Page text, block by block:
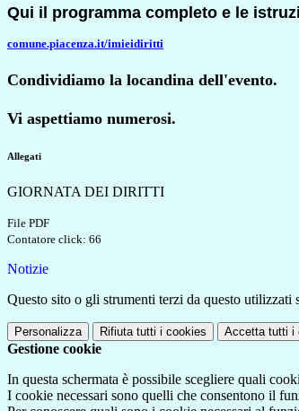
Qui il programma completo e le
comune.piacenza.it/imieidiritti
Condividiamo la locandina dell'evento.
Vi aspettiamo numerosi.
Allegati
GIORNATA DEI DIRITTI
File PDF
Contatore click: 66
Notizie
Questo sito o gli strumenti terzi da questo
Personalizza Rifiuta tutti i cookies Accetta tutti i
Gestione cookie
In questa schermata è possibile scegliere quali
I cookie necessari sono quelli che consentono il